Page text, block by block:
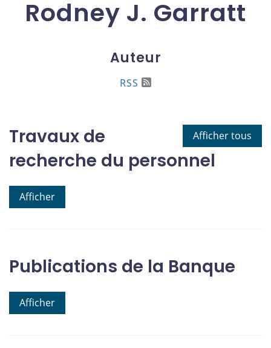
Rodney J. Garratt
Auteur
RSS
Afficher tous
Travaux de
recherche du personnel
Afficher
Publications de la Banque
Afficher